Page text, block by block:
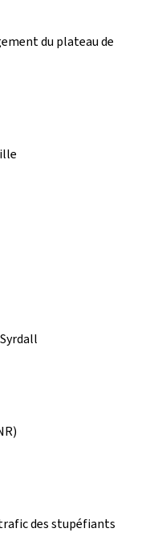
du plateau de
des stupéfiants